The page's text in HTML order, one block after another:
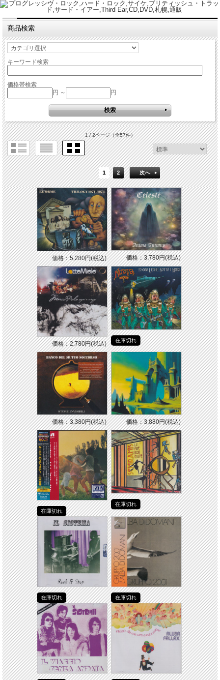
商品検索
キーワード検索
価格帯検索
円 ～
円
1 / 2ページ（全57件）
1 2 次へ
価格：5,280円(税込) 価格：3,780円(税込)
価格：2,780円(税込)
在庫切れ
価格：3,380円(税込) 価格：3,880円(税込)
在庫切れ
在庫切れ
在庫切れ 在庫切れ